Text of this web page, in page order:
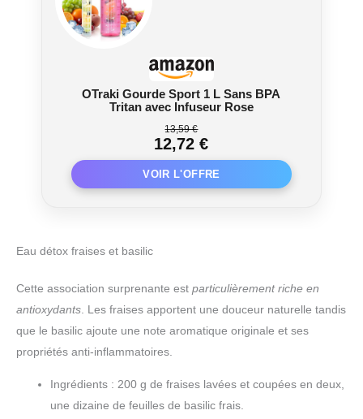
OTraki Gourde Sport 1 L Sans BPA
Tritan avec Infuseur Rose
13,59 €
12,72 €
Eau détox fraises et basilic
Cette association surprenante est particulièrement riche en
antioxydants. Les fraises apportent une douceur naturelle tandis
que le basilic ajoute une note aromatique originale et ses
propriétés anti-inflammatoires.
Ingrédients : 200 g de fraises lavées et coupées en deux,
une dizaine de feuilles de basilic frais.